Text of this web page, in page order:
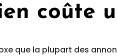
coûte
que la plupart des